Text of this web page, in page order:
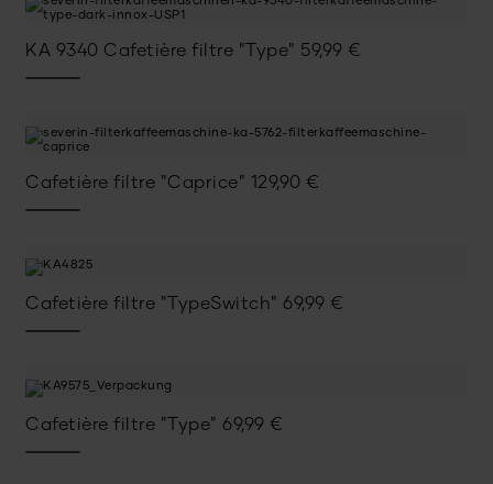
KA 9340 Cafetière filtre "Type" 59,99 €
Cafetière filtre "Caprice" 129,90 €
Cafetière filtre "TypeSwitch" 69,99 €
Cafetière filtre "Type" 69,99 €